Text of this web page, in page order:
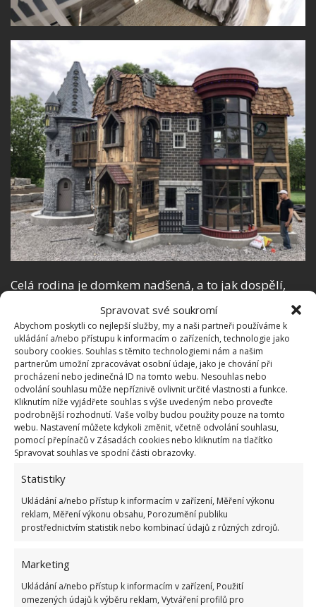
Spravovat své soukromí
Abychom poskytli co nejlepší služby, my a naši partneři používáme k
ukládání a/nebo přístupu k informacím o zařízeních, technologie jako
soubory cookies. Souhlas s těmito technologiemi nám a našim
partnerům umožní zpracovávat osobní údaje, jako je chování při
procházení nebo jedinečná ID na tomto webu. Nesouhlas nebo
odvolání souhlasu může nepříznivě ovlivnit určité vlastnosti a funkce.
Kliknutím níže vyjádřete souhlas s výše uvedeným nebo proveďte
podrobnější rozhodnutí. Vaše volby budou použity pouze na tomto
webu. Nastavení můžete kdykoli změnit, včetně odvolání souhlasu,
pomocí přepínačů v Zásadách cookies nebo kliknutím na tlačítko
Spravovat souhlas ve spodní části obrazovky.
Statistiky
Ukládání a/nebo přístup k informacím v zařízení, Měření výkonu
reklam, Měření výkonu obsahu, Porozumění publiku
prostřednictvím statistik nebo kombinací údajů z různých zdrojů.
Marketing
Ukládání a/nebo přístup k informacím v zařízení, Použití
omezených údajů k výběru reklam, Vytváření profilů pro
Celá rodina je domkem nadšená, a to jak dospělí,
tak i děti. Domek se rozhodně stane vrcholem
vzpomínek na mnoho příštích let. V zadní části
domečku se totiž nachází i krásná skluzavka.
I přesto, že byl dům vytvořen speciálně pro Logan,